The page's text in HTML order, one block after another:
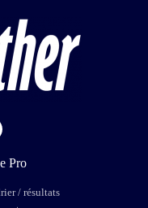
Pro
/ résultats